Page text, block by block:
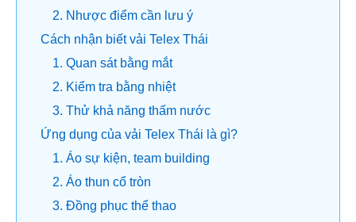
2. Nhược điểm cần lưu ý
Cách nhận biết vải Telex Thái
1. Quan sát bằng mắt
2. Kiểm tra bằng nhiệt
3. Thử khả năng thấm nước
Ứng dụng của vải Telex Thái là gì?
1. Áo sự kiện, team building
2. Áo thun cổ tròn
3. Đồng phục thể thao